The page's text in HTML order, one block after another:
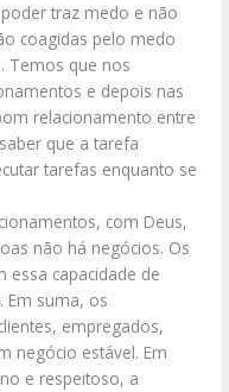
traz medo e não
coagidas pelo medo
Temos que nos
e depois nas
relacionamento entre
que a tarefa
tarefas enquanto se
com Deus,
não há negócios. Os
essa capacidade de
Em suma, os
empregados,
negócio estável. Em
e respeitoso, a